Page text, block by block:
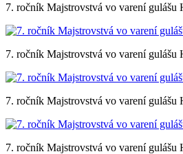
7. ročník Majstrovstvá vo varení gulášu
7. ročník Majstrovstvá vo varení gulášu
7. ročník Majstrovstvá vo varení gulášu
7. ročník Majstrovstvá vo varení gulášu